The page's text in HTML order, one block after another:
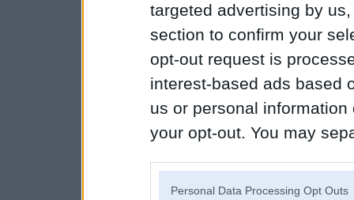
targeted advertising by
section to confirm your
opt-out request is
interest-based ads based
us or personal
your opt-out. You may
Personal Data Processing Opt Outs